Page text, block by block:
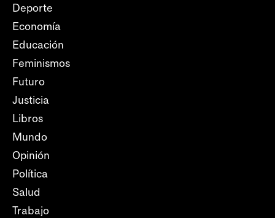
Deporte
Economía
Educación
Feminismos
Futuro
Justicia
Libros
Mundo
Opinión
Política
Salud
Trabajo